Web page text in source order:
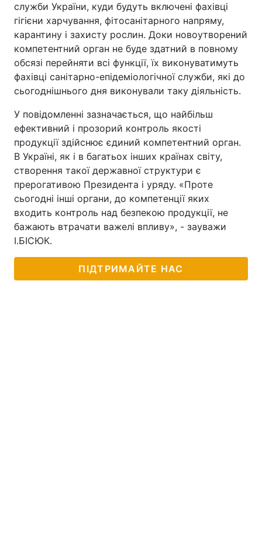
служби України, куди будуть включені фахівці
гігієни харчування, фітосанітарного напряму,
карантину і захисту рослин. Доки новоутворений
компетентний орган не буде здатний в повному
обсязі перейняти всі функції, їх виконуватимуть
фахівці санітарно-епідеміологічної служби, які до
сьогоднішнього дня виконували таку діяльність.
У повідомленні зазначається, що найбільш
ефективний і прозорий контроль якості
продукції здійснює єдиний компетентний орган.
В Україні, як і в багатьох інших країнах світу,
створення такої державної структури є
прерогативою Президента і уряду. «Проте
сьогодні інші органи, до компетенції яких
входить контроль над безпекою продукції, не
бажають втрачати важелі впливу», - зауважи
І.БІСЮК.
ПІДТРИМАЙТЕ НАС